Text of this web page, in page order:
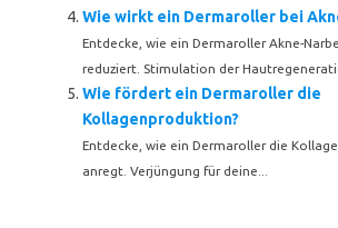
Wie wirkt ein Dermaroller bei
Entdecke, wie ein Dermaroller Akne-
reduziert. Stimulation der
Wie fördert ein Dermaroller die
Kollagenproduktion?
Entdecke, wie ein Dermaroller die
anregt. Verjüngung für deine...